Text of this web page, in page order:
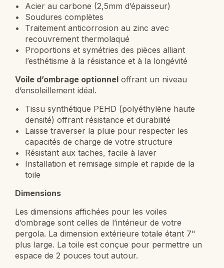
Acier au carbone (2,5mm d’épaisseur)
Soudures complètes
Traitement anticorrosion au zinc avec
recouvrement thermolaqué
Proportions et symétries des pièces alliant
l’esthétisme à la résistance et à la longévité
Voile d’ombrage optionnel offrant un niveau
d’ensoleillement idéal.
Tissu synthétique PEHD (polyéthylène haute
densité) offrant résistance et durabilité
Laisse traverser la pluie pour respecter les
capacités de charge de votre structure
Résistant aux taches, facile à laver
Installation et remisage simple et rapide de la
toile
Dimensions
Les dimensions affichées pour les voiles
d’ombrage sont celles de l’intérieur de votre
pergola. La dimension extérieure totale étant 7"
plus large. La toile est conçue pour permettre un
espace de 2 pouces tout autour.